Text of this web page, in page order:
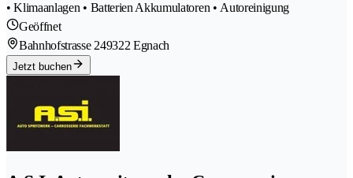
• Klimaanlagen • Batterien Akkumulatoren • Autoreinigung
Geöffnet
Bahnhofstrasse 249322 Egnach
Jetzt buchen